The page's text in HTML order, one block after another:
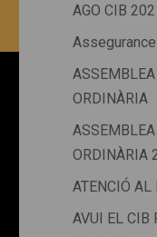
AGO CIB
ASSEMBLEA
ORDINÀRIA
ASSEMBLEA
ORDINÀRIA
ATENCIÓ AL
AVUI EL CIB